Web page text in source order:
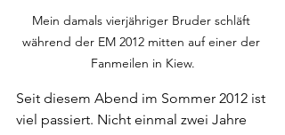
Mein damals vierjähriger Bruder schläft
während der EM 2012 mitten auf einer der
Fanmeilen in Kiew.
Seit diesem Abend im Sommer 2012 ist
viel passiert. Nicht einmal zwei Jahre